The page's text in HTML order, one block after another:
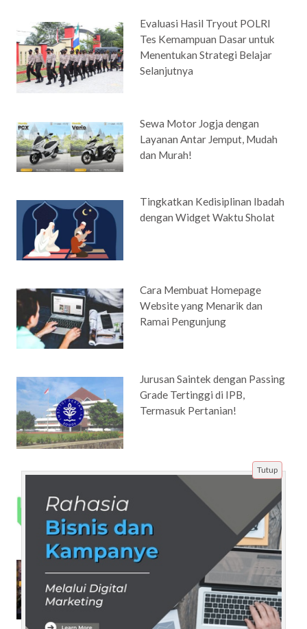
Evaluasi Hasil Tryout POLRI
Tes Kemampuan Dasar untuk
Menentukan Strategi Belajar
Selanjutnya
Sewa Motor Jogja dengan
Layanan Antar Jemput, Mudah
dan Murah!
Tingkatkan Kedisiplinan Ibadah
dengan Widget Waktu Sholat
Cara Membuat Homepage
Website yang Menarik dan
Ramai Pengunjung
Jurusan Saintek dengan Passing
Grade Tertinggi di IPB,
Termasuk Pertanian!
Panduan Ampuh untuk
Menangkan Opini Publik di
5 Alasan Mengapa Partai
NasDem Menjadi Pilihan
Utama Masyarakat Indonesia!
Tutup